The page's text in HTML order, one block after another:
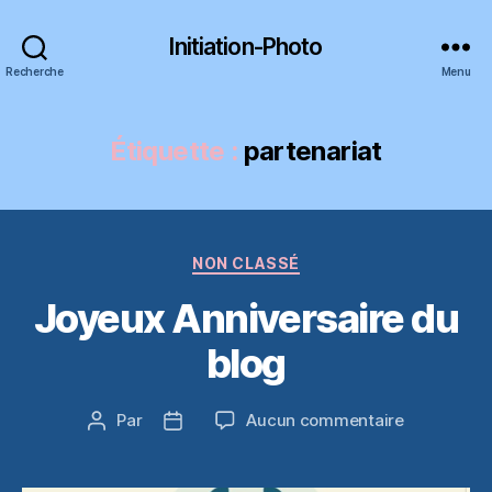
Recherche
Initiation-Photo
Menu
Étiquette : partenariat
Catégories
NON CLASSÉ
Joyeux Anniversaire du
blog
Auteur
Par
Date
Aucun commentairesur